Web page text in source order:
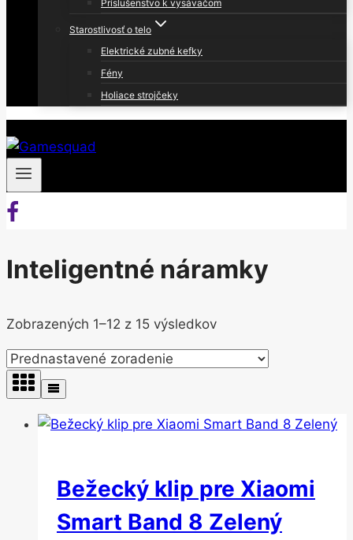
Príslušenstvo k vysávačom
Starostlivosť o telo
Elektrické zubné kefky
Fény
Holiace strojčeky
Inteligentné náramky
Zobrazených 1–12 z 15 výsledkov
Bežecký klip pre Xiaomi
Smart Band 8 Zelený